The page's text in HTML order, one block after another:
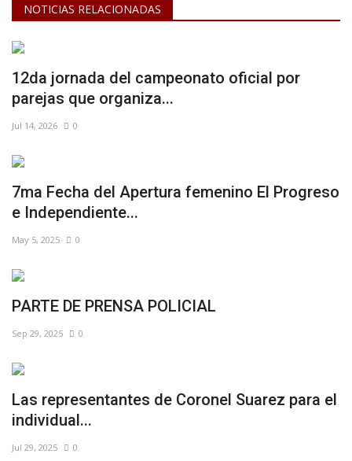
NOTICIAS RELACIONADAS
12da jornada del campeonato oficial por
parejas que organiza...
Jul 14, 2026 0
7ma Fecha del Apertura femenino El Progreso
e Independiente...
May 5, 2025 0
PARTE DE PRENSA POLICIAL
Sep 29, 2025 0
Las representantes de Coronel Suarez para el
individual...
Jul 29, 2025 0